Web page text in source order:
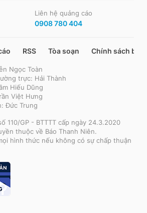
Liên hệ quảng cáo
0908 780 404
RSS Tòa soạn Chính sách bảo
Ngọc Toàn
trực: Hải Thành
Hiếu Dũng
Việt Hưng
Đức Trung
110/GP - BTTTT cấp ngày 24.3.2020
thuộc về Báo Thanh Niên.
hình thức nếu không có sự chấp thuận